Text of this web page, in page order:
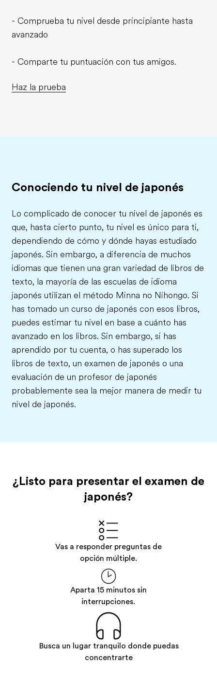
- Comprueba tu nivel desde principiante hasta
avanzado
- Comparte tu puntuación con tus amigos.
Haz la prueba
Conociendo tu nivel de japonés
Lo complicado de conocer tu nivel de japonés es
que, hasta cierto punto, tu nivel es único para ti,
dependiendo de cómo y dónde hayas estudiado
japonés. Sin embargo, a diferencia de muchos
idiomas que tienen una gran variedad de libros de
texto, la mayoría de las escuelas de idioma
japonés utilizan el método Minna no Nihongo. Si
has tomado un curso de japonés con esos libros,
puedes estimar tu nivel en base a cuánto has
avanzado en los libros. Sin embargo, si has
aprendido por tu cuenta, o has superado los
libros de texto, un examen de japonés o una
evaluación de un profesor de japonés
probablemente sea la mejor manera de medir tu
nivel de japonés.
¿Listo para presentar el examen de
japonés?
Vas a responder preguntas de
opción múltiple.
Aparta 15 minutos sin
interrupciones.
Busca un lugar tranquilo donde puedas
concentrarte